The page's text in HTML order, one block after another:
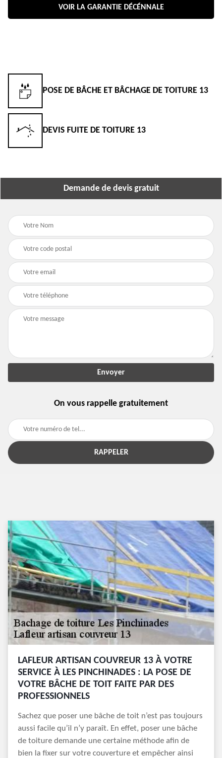
VOIR LA GARANTIE DÉCÉNNALE
POSE DE BÂCHE ET BÂCHAGE DE TOITURE 13
DEVIS FUITE DE TOITURE 13
Demande de devis gratuit
On vous rappelle gratuitement
LAFLEUR ARTISAN COUVREUR 13 À VOTRE
SERVICE À LES PINCHINADES : LA POSE DE
VOTRE BÂCHE DE TOIT FAITE PAR DES
PROFESSIONNELS
Sachez que poser une bâche de toit n’est pas toujours
aussi facile qu’il n’y paraît. En effet, poser une bâche
de toiture demande une certaine méthode afin de
bien la fixer sur votre couverture et empêcher ainsi